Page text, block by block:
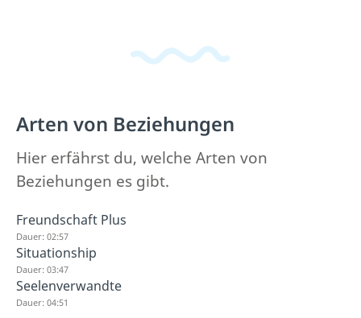
Arten von Beziehungen
Hier erfährst du, welche Arten von
Beziehungen es gibt.
Freundschaft Plus
Dauer: 02:57
Situationship
Dauer: 03:47
Seelenverwandte
Dauer: 04:51